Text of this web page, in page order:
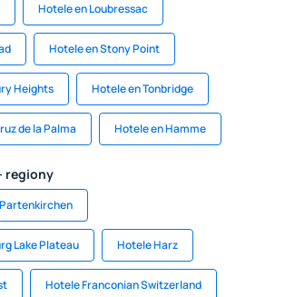
Hotele en Loubressac
Hotele en Stony Point
Heights Hotele en Tonbridge
de la Palma Hotele en Hamme
regiony
Lake Plateau Hotele Harz
Hotele Franconian Switzerland